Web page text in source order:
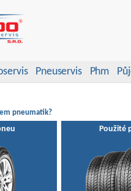
Pneuservis Phm
pneumatik?
Použité